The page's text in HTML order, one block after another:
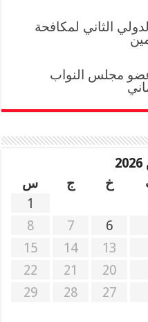
الثاني لمكافحة
مجلس النواب
خ ج
س
1
6
7
8
13
14
15
20
21
22
27
28
29